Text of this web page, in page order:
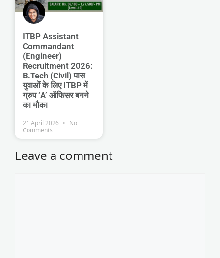
ITBP Assistant
Commandant
(Engineer)
Recruitment 2026:
B.Tech (Civil) पास
युवाओं के लिए ITBP में
ग्रुप ‘A’ ऑफिसर बनने
का मौका
21 April 2026
No
Comments
Leave a comment